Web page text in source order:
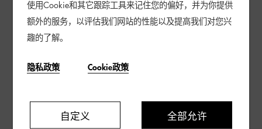
使用Cookie和其它跟踪工具来记住您的偏好，并为你提供
额外的服务，以评估我们网站的性能以及提高我们对您兴
趣的了解。
隐私政策 Cookie政策
自定义 全部允许